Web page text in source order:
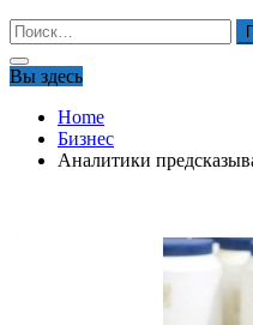
Найти:
Вы здесь
Home
Бизнес
Аналитики